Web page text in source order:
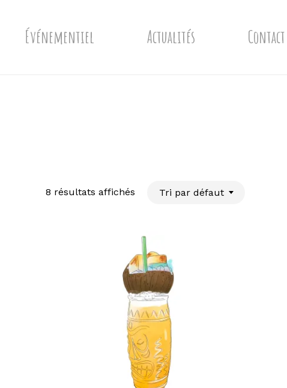
Événementiel Actualités Contact
8 résultats affichés Tri par défaut